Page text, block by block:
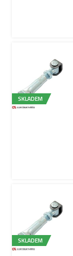
SKLADEM
SKLADEM